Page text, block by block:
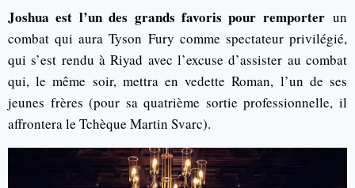
Joshua est l’un des grands favoris pour remporterun
combat qui aura Tyson Fury comme spectateur privilégié,
qui s’est rendu à Riyad avec l’excuse d’assister au combat
qui, le même soir, mettra en vedette Roman, l’un de ses
jeunes frères (pour sa quatrième sortie professionnelle, il
affrontera le Tchèque Martin Svarc).